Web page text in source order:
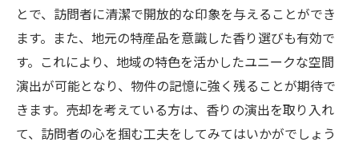
とで、訪問者に清潔で開放的な印象を与えることができ
ます。また、地元の特産品を意識した香り選びも有効で
す。これにより、地域の特色を活かしたユニークな空間
演出が可能となり、物件の記憶に強く残ることが期待で
きます。売却を考えている方は、香りの演出を取り入れ
て、訪問者の心を掴む工夫をしてみてはいかがでしょう